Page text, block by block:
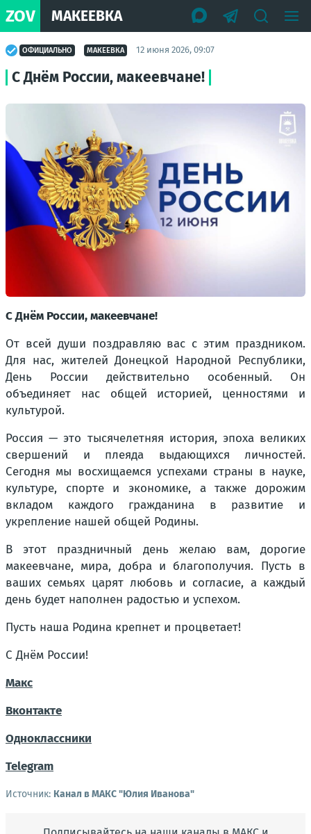
ZOV МАКЕЕВКА
ОФИЦИАЛЬНО МАКЕЕВКА 12 июня 2026, 09:07
С Днём России, макеевчане!
С Днём России, макеевчане!
От всей души поздравляю вас с этим праздником.
Для нас, жителей Донецкой Народной Республики,
День России действительно особенный. Он
объединяет нас общей историей, ценностями и
культурой.
Россия — это тысячелетняя история, эпоха великих
свершений и плеяда выдающихся личностей.
Сегодня мы восхищаемся успехами страны в науке,
культуре, спорте и экономике, а также дорожим
вкладом каждого гражданина в развитие и
укрепление нашей общей Родины.
В этот праздничный день желаю вам, дорогие
макеевчане, мира, добра и благополучия. Пусть в
ваших семьях царят любовь и согласие, а каждый
день будет наполнен радостью и успехом.
Пусть наша Родина крепнет и процветает!
С Днём России!
Макс
Вконтакте
Одноклассники
Telegram
Источник: Канал в МАКС "Юлия Иванова"